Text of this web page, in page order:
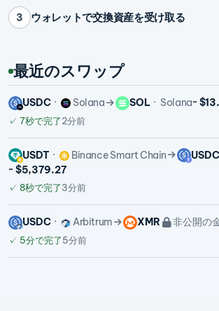
3 ウォレットで交換資産を受け取る
最近のスワップ
USDC Solana SOL Solana~
✓ 7秒で完了2分前
USDT Binance Smart Chain USDC
~ $5,379.27
✓ 8秒で完了3分前
USDC Arbitrum XMR 非公開の
✓ 5分で完了5分前